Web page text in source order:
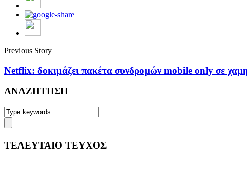
Previous Story
Netflix: δοκιμάζει πακέτα συνδρομών mobile only σε
ΑΝΑΖΗΤΗΣΗ
ΤΕΛΕΥΤΑΙΟ ΤΕΥΧΟΣ